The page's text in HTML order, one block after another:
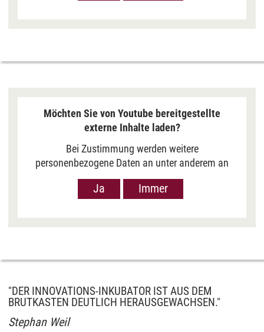
an EU-Standards, jedoch als unzureichend
verarbeitet werden können. Klicken Sie auf „Ja“
Weitergabe generell bei Anzeige von Youtube-
Videos auf unserer Seite. Nähere Informationen
hierzu entnehmen Sie bitte unserer
Datenschutzerklärung.
Möchten Sie von Youtube bereitgestellte
externe Inhalte laden?
Bei Zustimmung werden weitere
personenbezogene Daten an unter anderem an
Google in den USA übermittelt, um Ihnen Youtube-
Videos anzuzeigen. Der Europäische Gerichtshof
an EU-Standards, jedoch als unzureichend
verarbeitet werden können. Klicken Sie auf „Ja“
Videos. Bei Klick auf „Immer“ erfolgt die
Weitergabe generell bei Anzeige von Youtube-
Videos auf unserer Seite. Nähere Informationen
Ja Immer
"DER INNOVATIONS-INKUBATOR IST AUS DEM
BRUTKASTEN DEUTLICH HERAUSGEWACHSEN."
Stephan Weil